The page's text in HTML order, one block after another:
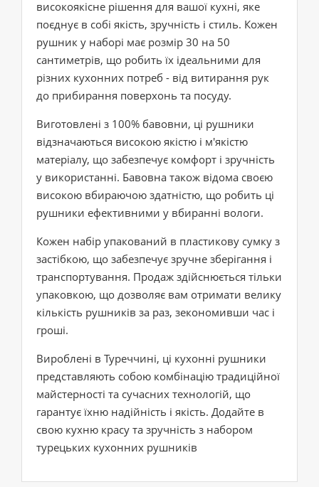
високоякісне рішення для вашої кухні, яке
поєднує в собі якість, зручність і стиль. Кожен
рушник у наборі має розмір 30 на 50
сантиметрів, що робить їх ідеальними для
різних кухонних потреб - від витирання рук
до прибирання поверхонь та посуду.
Виготовлені з 100% бавовни, ці рушники
відзначаються високою якістю і м'якістю
матеріалу, що забезпечує комфорт і зручність
у використанні. Бавовна також відома своєю
високою вбираючою здатністю, що робить ці
рушники ефективними у вбиранні вологи.
Кожен набір упакований в пластикову сумку з
застібкою, що забезпечує зручне зберігання і
транспортування. Продаж здійснюється тільки
упаковкою, що дозволяє вам отримати велику
кількість рушників за раз, зекономивши час і
гроші.
Вироблені в Туреччині, ці кухонні рушники
представляють собою комбінацію традиційної
майстерності та сучасних технологій, що
гарантує їхню надійність і якість. Додайте в
свою кухню красу та зручність з набором
турецьких кухонних рушників